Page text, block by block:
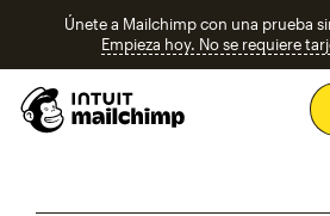
Únete a Mailchimp con una prueba
Empieza hoy. No se requiere